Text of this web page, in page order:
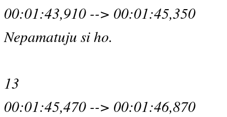
00:01:43,910 --> 00:01:45,350
Nepamatuju si ho.
13
00:01:45,470 --> 00:01:46,870